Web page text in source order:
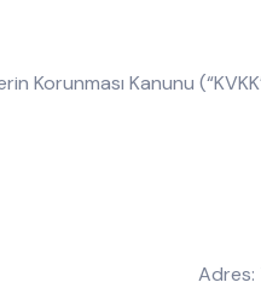
Korunması Kanunu
Adres: